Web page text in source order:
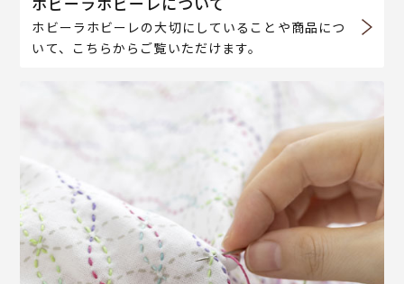
ホビーラホビーレの大切にしていることや商品につ
いて、こちらからご覧いただけます。